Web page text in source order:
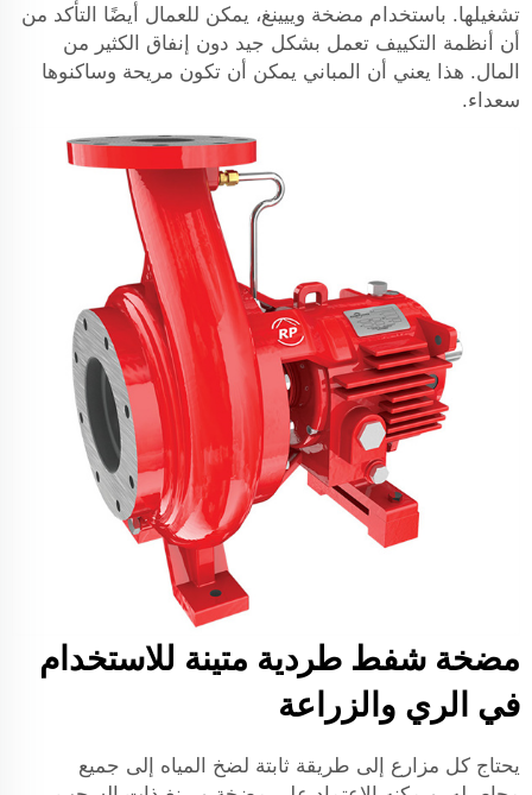
تشغيلها. باستخدام مضخة وييينغ، يمكن للعمال أيضًا التأكد من
أن أنظمة التكييف تعمل بشكل جيد دون إنفاق الكثير من
المال. هذا يعني أن المباني يمكن أن تكون مريحة وساكنوها
سعداء.
مضخة شفط طردية متينة للاستخدام
في الري والزراعة
يحتاج كل مزارع إلى طريقة ثابتة لضخ المياه إلى جميع